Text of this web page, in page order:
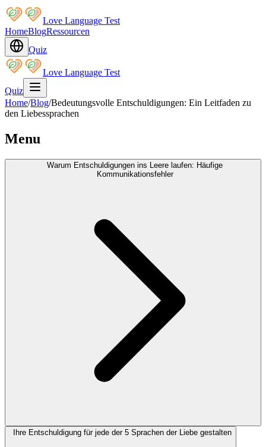
Love Language Test
HomeBlogRessourcen
Quiz
Love Language Test
Quiz
Home/Blog/Bedeutungsvolle Entschuldigungen: Ein Leitfaden zu
den Liebessprachen
Menu
Warum Entschuldigungen ins Leere laufen: Häufige
Kommunikationsfehler
Ihre Entschuldigung für jede der 5 Sprachen der Liebe gestalten